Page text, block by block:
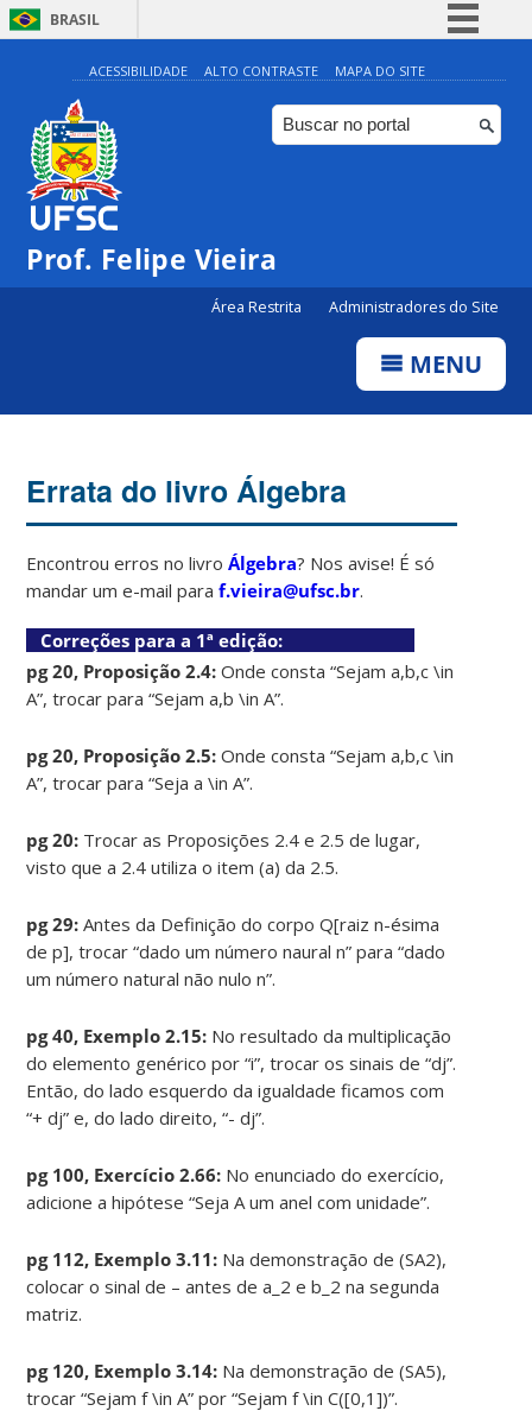
BRASIL
Simplifique!
Comunica BR
Participe
ACESSIBILIDADE ALTO CONTRASTE MAPA DO SITE
Prof. Felipe Vieira
Área Restrita Administradores do Site
MENU
Errata do livro Álgebra
Encontrou erros no livroÁlgebra? Nos avise! É só
mandar um e-mail paraf.vieira@ufsc.br.
Correções para a 1ª edição:
pg 20, Proposição 2.4: Onde consta “Sejam a,b,c \in
A”, trocar para “Sejam a,b \in A”.
pg 20, Proposição 2.5: Onde consta “Sejam a,b,c \in
A”, trocar para “Seja a \in A”.
pg 20: Trocar as Proposições 2.4 e 2.5 de lugar,
visto que a 2.4 utiliza o item (a) da 2.5.
pg 29: Antes da Definição do corpo Q[raiz n-ésima
de p], trocar “dado um número naural n” para “dado
um número natural não nulo n”.
pg 40, Exemplo 2.15: No resultado da multiplicação
do elemento genérico por “i”, trocar os sinais de “dj”.
Então, do lado esquerdo da igualdade ficamos com
“+ dj” e, do lado direito, “- dj”.
pg 100, Exercício 2.66: No enunciado do exercício,
adicione a hipótese “Seja A um anel com unidade”.
pg 112, Exemplo 3.11: Na demonstração de (SA2),
colocar o sinal de – antes de a_2 e b_2 na segunda
matriz.
pg 120, Exemplo 3.14: Na demonstração de (SA5),
trocar “Sejam f \in A” por “Sejam f \in C([0,1])”.